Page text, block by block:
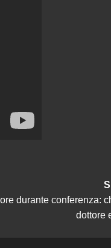
durante conferenza:
dottore